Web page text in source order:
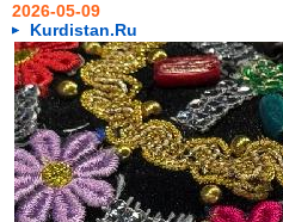
2026-05-09
Kurdistan.Ru